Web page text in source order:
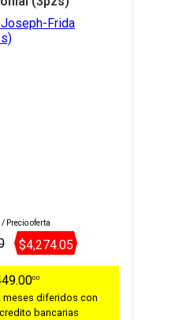
Precio oferta
$4,274.05
00
meses diferidos con
bancarias